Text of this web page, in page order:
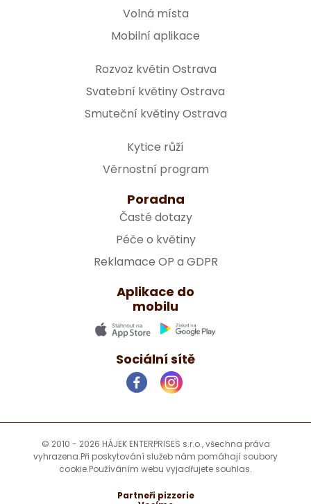
Volná místa
Mobilní aplikace
Rozvoz květin Ostrava
Svatební květiny Ostrava
Smuteční květiny Ostrava
Kytice růží
Věrnostní program
Poradna
Časté dotazy
Péče o květiny
Reklamace OP a GDPR
Aplikace do
mobilu
Sociální sítě
© 2010 - 2026 HÁJEK ENTERPRISES s.r.o., všechna práva
vyhrazena.Při poskytování služeb nám pomáhají soubory
cookie.Používáním webu vyjadřujete souhlas.
Partneři pizzerie